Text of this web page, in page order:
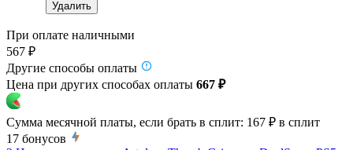
Удалить
При оплате наличными
567 ₽
Другие способы оплаты
Цена при других способах оплаты 667 ₽
Сумма месячной платы, если брать в сплит: 167 ₽ в сплит
17 бонусов